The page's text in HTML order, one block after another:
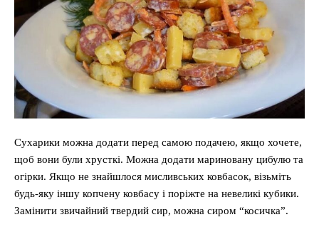
Сухарики можна додати перед самою подачею, якщо хочете,
щоб вони були хрусткі. Можна додати мариновану цибулю та
огірки. Якщо не знайшлося мисливських ковбасок, візьміть
будь-яку іншу копчену ковбасу і поріжте на невеликі кубики.
Замінити звичайний твердий сир, можна сиром “косичка”.